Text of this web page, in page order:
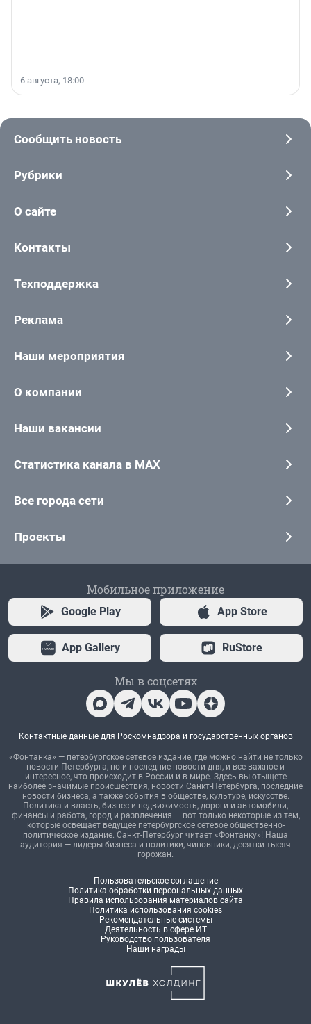
6 августа, 18:00
Сообщить новость
Рубрики
О сайте
Контакты
Техподдержка
Реклама
Наши мероприятия
О компании
Наши вакансии
Статистика канала в MAX
Все города сети
Проекты
Мобильное приложение
Google Play App Store
App Gallery RuStore
Мы в соцсетях
Контактные данные для Роскомнадзора и государственных органов
«Фонтанка» — петербургское сетевое издание, где можно найти не только
новости Петербурга, но и последние новости дня, и все важное и
интересное, что происходит в России и в мире. Здесь вы отыщете
наиболее значимые происшествия, новости Санкт-Петербурга, последние
новости бизнеса, а также события в обществе, культуре, искусстве.
Политика и власть, бизнес и недвижимость, дороги и автомобили,
финансы и работа, город и развлечения — вот только некоторые из тем,
которые освещает ведущее петербургское сетевое общественно-
политическое издание. Санкт-Петербург читает «Фонтанку»! Наша
аудитория — лидеры бизнеса и политики, чиновники, десятки тысяч
горожан.
Пользовательское соглашение
Политика обработки персональных данных
Правила использования материалов сайта
Политика использования cookies
Рекомендательные системы
Деятельность в сфере ИТ
Руководство пользователя
Наши награды